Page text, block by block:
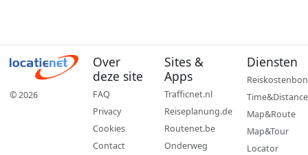
© 2026
Over
deze site
FAQ
Privacy
Cookies
Contact
Sites &
Apps
Trafficnet.nl
Reiseplanung.de
Routenet.be
Onderweg
Diensten
Reiskostenbon
Time&Distance
Map&Route
Map&Tour
Locator